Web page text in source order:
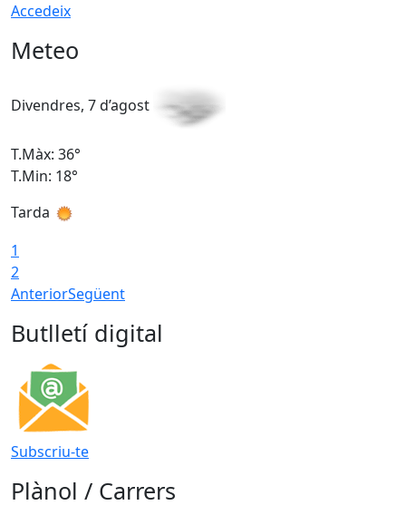
Accedeix
Meteo
Divendres, 7 d’agost
T.Màx: 36°
T.Min: 18°
Tarda
1
2
AnteriorSegüent
Butlletí digital
Subscriu-te
Plànol / Carrers